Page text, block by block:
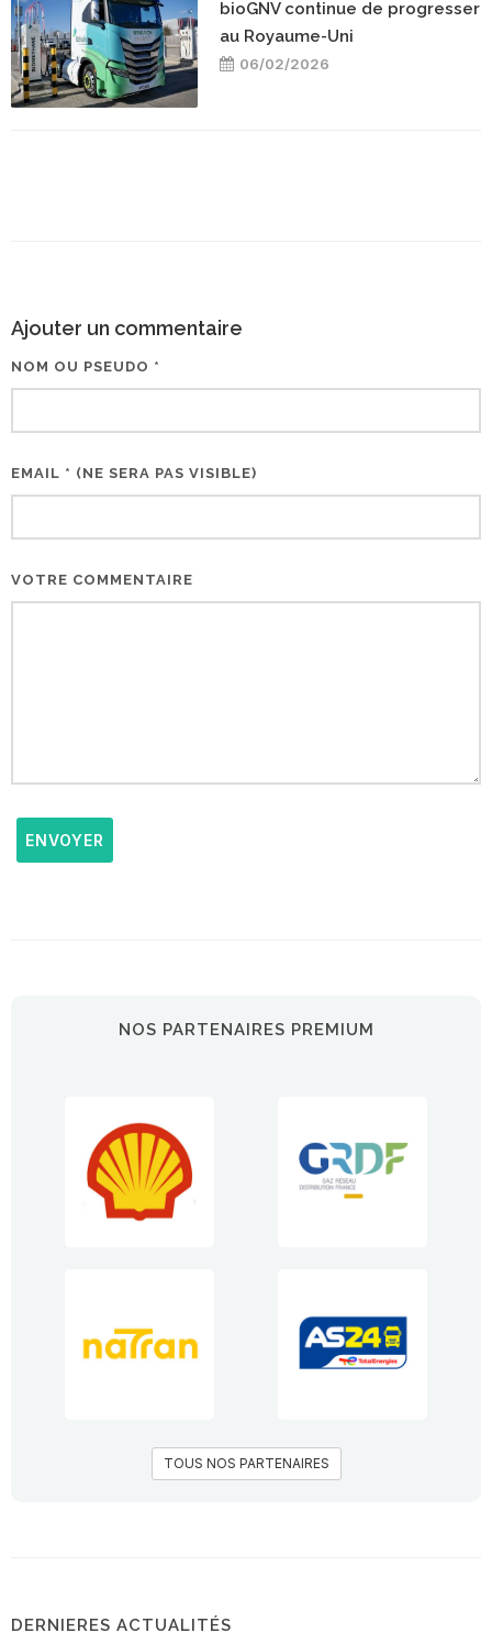
bioGNV continue de progresser
au Royaume-Uni
06/02/2026
Ajouter un commentaire
NOM OU PSEUDO *
EMAIL * (NE SERA PAS VISIBLE)
VOTRE COMMENTAIRE
ENVOYER
NOS PARTENAIRES PREMIUM
TOUS NOS PARTENAIRES
DERNIERES ACTUALITÉS